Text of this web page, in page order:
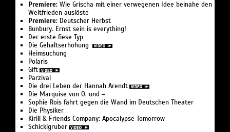
Premiere: Wie Grischa mit einer verwegenen Idee beinahe den
Weltfrieden auslöste
Premiere: Deutscher Herbst
Bunbury. Ernst sein is everything!
Der erste fiese Typ
Die Gehaltserhöhung
Heimsuchung
Polaris
Gift
Parzival
Die drei Leben der Hannah Arendt
Die Marquise von O. und –
Sophie Rois fährt gegen die Wand im Deutschen Theater
Die Physiker
Kirill & Friends Company: Apocalypse Tomorrow
Schicklgruber